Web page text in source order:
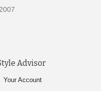
Advisor
Your Account